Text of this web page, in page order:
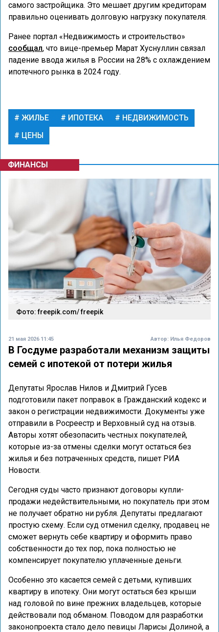
самого застройщика. Это мешает другим кредиторам
правильно оценивать долговую нагрузку покупателя.
Ранее портал «Недвижимость и строительство»
сообщал, что вице-премьер Марат Хуснуллин связал
падение ввода жилья в России на 28% с охлаждением
ипотечного рынка в 2024 году.
ЖИЛЬЕ ИПОТЕКА
НЕДВИЖИМОСТЬ
ЦЕНЫ
ФИНАНСЫ
Фото: freepik.com/ freepik
21 мая 2026 11:45 Автор: Илья Федоров
В Госдуме разработали механизм защиты
семей с ипотекой от потери жилья
Депутаты Ярослав Нилов и Дмитрий Гусев
подготовили пакет поправок в Гражданский кодекс и
закон о регистрации недвижимости. Документы уже
отправили в Росреестр и Верховный суд на отзыв.
Авторы хотят обезопасить честных покупателей,
которые из-за отмены сделки могут остаться без
жилья и без потраченных средств, пишет РИА
Новости.
Сегодня суды часто признают договоры купли-
продажи недействительными, но покупатель при этом
не получает обратно ни рубля. Депутаты предлагают
простую схему. Если суд отменил сделку, продавец не
сможет вернуть себе квартиру и оформить право
собственности до тех пор, пока полностью не
компенсирует покупателю уплаченные деньги.
Особенно это касается семей с детьми, купивших
квартиру в ипотеку. Они могут остаться без крыши
над головой по вине прежних владельцев, которые
действовали под обманом. Поводом для разработки
законопроекта стало дело певицы Ларисы Долиной, а